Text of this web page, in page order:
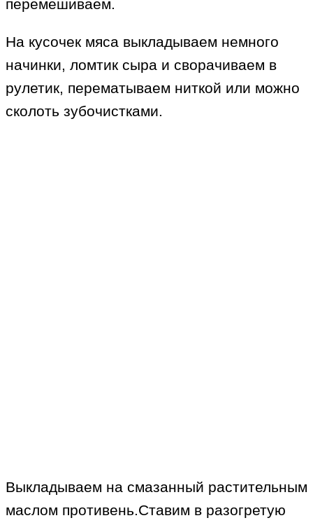
перемешиваем.
На кусочек мяса выкладываем немного
начинки, ломтик сыра и сворачиваем в
рулетик, перематываем ниткой или можно
сколоть зубочистками.
Выкладываем на смазанный растительным
маслом противень.Ставим в разогретую